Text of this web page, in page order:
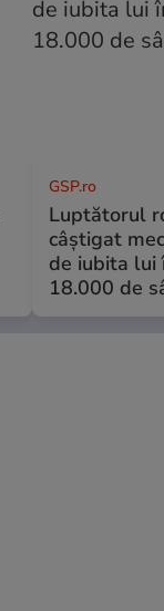
GSP.ro
Luptătorul
câștigat
de iubita lui
18.000 de